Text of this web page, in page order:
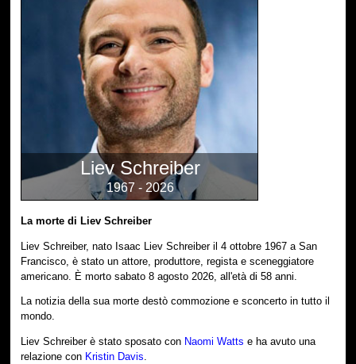
Liev Schreiber
1967 - 2026
La morte di Liev Schreiber
Liev Schreiber, nato Isaac Liev Schreiber il 4 ottobre 1967 a San
Francisco, è stato un attore, produttore, regista e sceneggiatore
americano. È morto sabato 8 agosto 2026, all'età di 58 anni.
La notizia della sua morte destò commozione e sconcerto in tutto il
mondo.
Liev Schreiber è stato sposato con Naomi Watts e ha avuto una
relazione con Kristin Davis.